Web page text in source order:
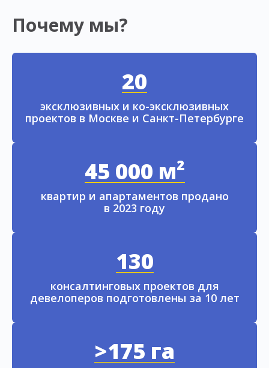
Почему мы?
20
эксклюзивных и ко-эксклюзивных
проектов в Москве и Санкт-Петербурге
45 000 м²
квартир и апартаментов продано
в 2023 году
130
консалтинговых проектов для
девелоперов подготовлены за 10 лет
>175 га